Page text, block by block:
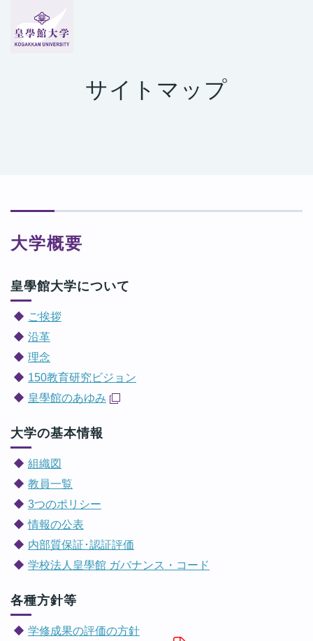
サイトマップ
大学概要
皇學館大学について
ご挨拶
沿革
理念
150教育研究ビジョン
皇學館のあゆみ
大学の基本情報
組織図
教員一覧
3つのポリシー
情報の公表
内部質保証･認証評価
学校法人皇學館 ガバナンス・コード
各種方針等
学修成果の評価の方針